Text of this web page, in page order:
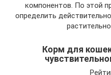
компонентов. По этой
определить
Корм для